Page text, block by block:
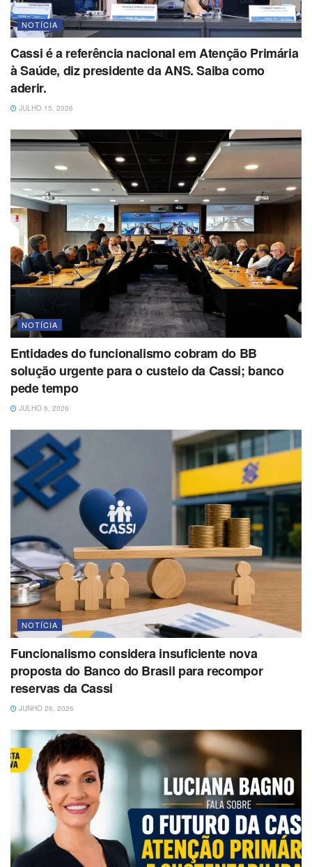
NOTÍCIA
Cassi é a referência nacional em Atenção Primária
à Saúde, diz presidente da ANS. Saiba como
aderir.
JULHO 15, 2026
NOTÍCIA
Entidades do funcionalismo cobram do BB
solução urgente para o custeio da Cassi; banco
pede tempo
JULHO 6, 2026
NOTÍCIA
Funcionalismo considera insuficiente nova
proposta do Banco do Brasil para recompor
reservas da Cassi
JUNHO 26, 2026